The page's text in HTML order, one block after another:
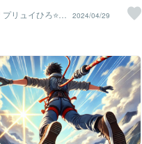
ュできたと感じています。家族には
不自由をかけてしまいましたが、意
ようにリスタートしています。皆様
それぞれに良い時間をお過ごしくだ
。今後ともよろしくお願いいたしま
プリュイひろ⭐️占
い鑑定士
2024/04/29